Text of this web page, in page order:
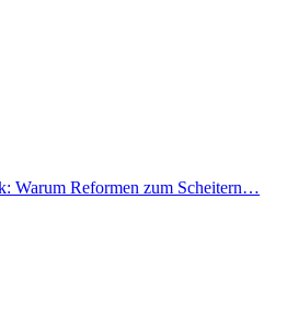
Warum Reformen zum Scheitern…